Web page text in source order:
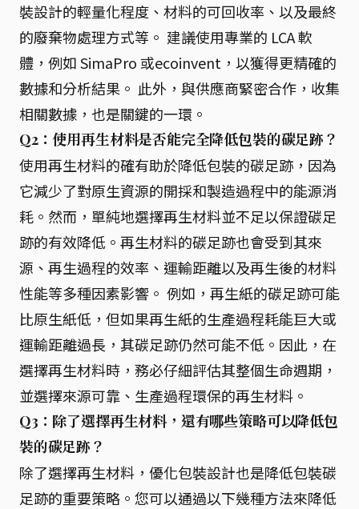
裝設計的輕量化程度、材料的可回收率、以及最終
的廢棄物處理方式等。 建議使用專業的 LCA 軟
體，例如 SimaPro 或ecoinvent，以獲得更精確的
數據和分析結果。 此外，與供應商緊密合作，收集
相關數據，也是關鍵的一環。
Q2：使用再生材料是否能完全降低包裝的碳足跡？
使用再生材料的確有助於降低包裝的碳足跡，因為
它減少了對原生資源的開採和製造過程中的能源消
耗。然而，單純地選擇再生材料並不足以保證碳足
跡的有效降低。再生材料的碳足跡也會受到其來
源、再生過程的效率、運輸距離以及再生後的材料
性能等多種因素影響。 例如，再生紙的碳足跡可能
比原生紙低，但如果再生紙的生產過程耗能巨大或
運輸距離過長，其碳足跡仍然可能不低。因此，在
選擇再生材料時，務必仔細評估其整個生命週期，
並選擇來源可靠、生產過程環保的再生材料。
Q3：除了選擇再生材料，還有哪些策略可以降低包
裝的碳足跡？
除了選擇再生材料，優化包裝設計也是降低包裝碳
足跡的重要策略。您可以通過以下幾種方法來降低